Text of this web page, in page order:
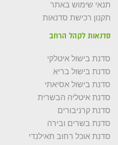
תנאי שימוש באתר
תקנון רכישת סדנאות
סדנאות לקהל הרחב
סדנת בישול איטלקי
סדנת בישול בריא
סדנת בישול אסיאתי
סדנת איטליה הבשרית
סדנת קרניבורים
סדנת בשרים ובירה
סדנת אוכל רחוב תאילנדי